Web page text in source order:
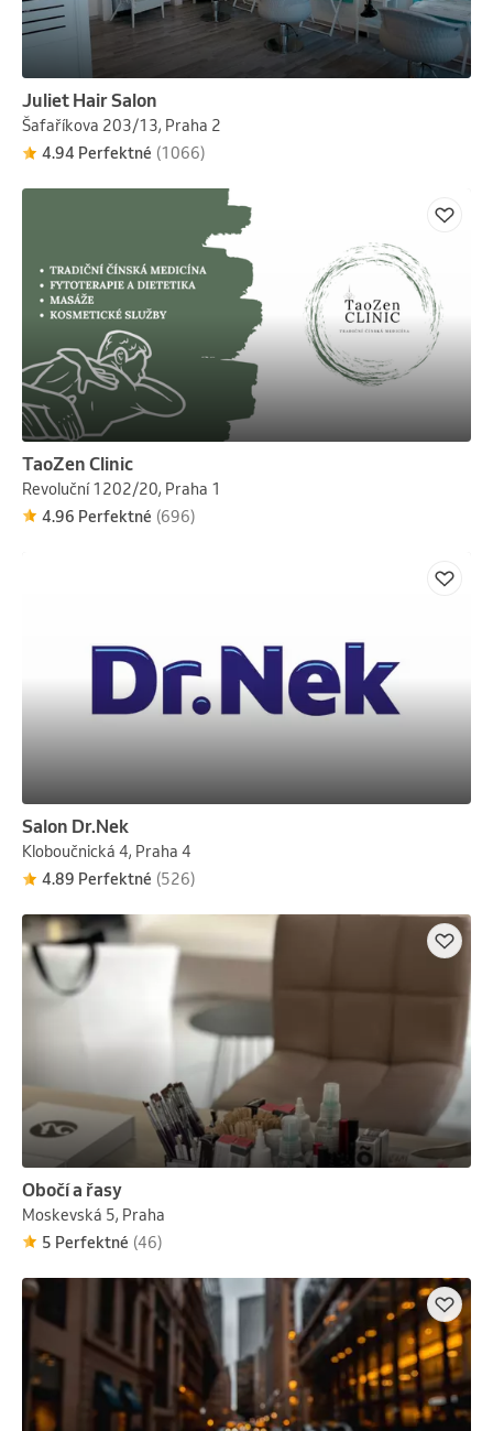
Juliet Hair Salon
Šafaříkova 203/13, Praha 2
4.94 Perfektné (1066)
TaoZen Clinic
Revoluční 1202/20, Praha 1
4.96 Perfektné (696)
Salon Dr.Nek
Kloboučnická 4, Praha 4
4.89 Perfektné (526)
Obočí a řasy
Moskevská 5, Praha
5 Perfektné (46)